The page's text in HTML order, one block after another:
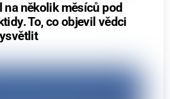
na několik měsíců pod
To, co objevil vědci